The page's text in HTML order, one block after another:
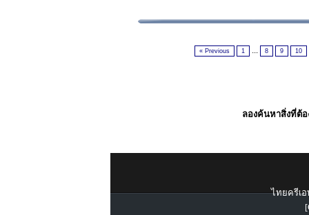
« Previous 1 ... 8 9 10
ลองค้นหาสิ่งที่ต้อ
ไทยครีเอ
[